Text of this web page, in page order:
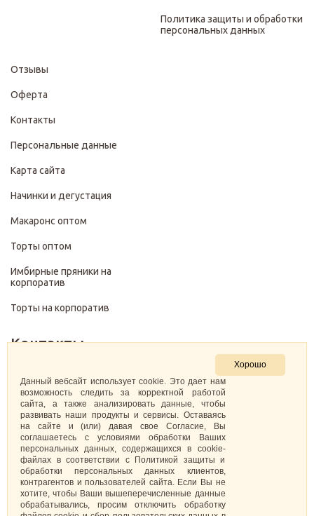
Политика защиты и обработки
персональных данных
Отзывы
Оферта
Контакты
Персональные данные
Карта сайта
Начинки и дегустация
Макаронс оптом
Торты оптом
Имбирные пряники на
корпоратив
Торты на корпоратив
Контакты
+7 (499) 322-28-29
pirojenka.rf@gmail.com
Москва, Павелецкая набережная 10к1
ИНН: 773575794220
Самозанятая Кретова Анастасия Юрьевна
Хорошо
Данный вебсайт использует cookie. Это дает нам
возможность следить за корректной работой
сайта, а также анализировать данные, чтобы
развивать наши продукты и сервисы. Оставаясь
на сайте и (или) давая свое Согласие, Вы
соглашаетесь с условиями обработки Ваших
персональных данных, содержащихся в cookie-
файлах в соответствии с Политикой защиты и
обработки персональных данных клиентов,
контрагентов и пользователей сайта. Если Вы не
хотите, чтобы Ваши вышеперечисленные данные
обрабатывались, просим отключить обработку